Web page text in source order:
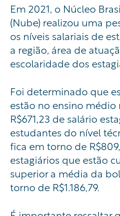
Em 2021, o Núcleo
(Nube) realizou uma
os níveis salariais de
a região, área de
escolaridade dos
Foi determinado que
estão no ensino
R$671,23 de salário
estudantes do nível
fica em torno de
estagiários que estão
superior a média da
torno de R$1.186,79.